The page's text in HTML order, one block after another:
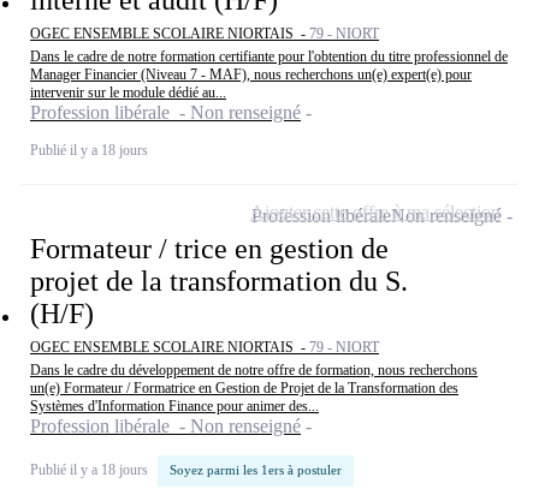
OGEC ENSEMBLE SCOLAIRE NIORTAIS - 79 - NIORT
Dans le cadre de notre formation certifiante pour l'obtention du titre professionnel de
Manager Financier (Niveau 7 - MAF), nous recherchons un(e) expert(e) pour
intervenir sur le module dédié au...
Profession libérale - Non renseigné
Publié il y a 18 jours
Formateur / trice en gestion de
projet de la transformation du S.
(H/F)
OGEC ENSEMBLE SCOLAIRE NIORTAIS - 79 - NIORT
Dans le cadre du développement de notre offre de formation, nous recherchons
un(e) Formateur / Formatrice en Gestion de Projet de la Transformation des
Systèmes d'Information Finance pour animer des...
Profession libérale - Non renseigné
Publié il y a 18 jours Soyez parmi les 1ers à postuler
Profession libéraleNon renseigné
Ajouter cette offre à ma sélection